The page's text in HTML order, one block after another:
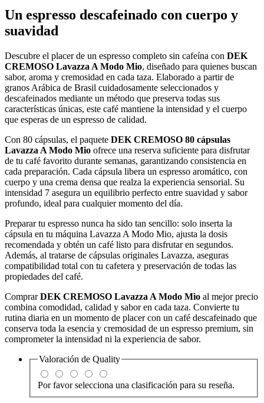
Un espresso descafeinado con cuerpo y
suavidad
Descubre el placer de un espresso completo sin cafeína con DEK
CREMOSO Lavazza A Modo Mio, diseñado para quienes buscan
sabor, aroma y cremosidad en cada taza. Elaborado a partir de
granos Arábica de Brasil cuidadosamente seleccionados y
descafeinados mediante un método que preserva todas sus
características únicas, este café mantiene la intensidad y el cuerpo
que esperas de un espresso de calidad.
Con 80 cápsulas, el paquete DEK CREMOSO 80 cápsulas
Lavazza A Modo Mio ofrece una reserva suficiente para disfrutar
de tu café favorito durante semanas, garantizando consistencia en
cada preparación. Cada cápsula libera un espresso aromático, con
cuerpo y una crema densa que realza la experiencia sensorial. Su
intensidad 7 asegura un equilibrio perfecto entre suavidad y sabor
profundo, ideal para cualquier momento del día.
Preparar tu espresso nunca ha sido tan sencillo: solo inserta la
cápsula en tu máquina Lavazza A Modo Mio, ajusta la dosis
recomendada y obtén un café listo para disfrutar en segundos.
Además, al tratarse de cápsulas originales Lavazza, aseguras
compatibilidad total con tu cafetera y preservación de todas las
propiedades del café.
ComprarDEK CREMOSO Lavazza A Modo Mio al mejor precio
combina comodidad, calidad y sabor en cada taza. Convierte tu
rutina diaria en un momento de placer con un café descafeinado que
conserva toda la esencia y cremosidad de un espresso premium, sin
comprometer la intensidad ni la experiencia de sabor.
Valoración de Quality
Por favor selecciona una clasificación para su reseña.